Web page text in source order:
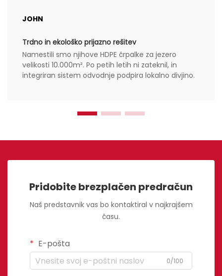
JOHN
Trdno in ekološko prijazno rešitev
Namestili smo njihove HDPE črpalke za jezero
velikosti 10.000m². Po petih letih ni zateknil, in
integriran sistem odvodnje podpira lokalno divjino.
Pridobite brezplačen predračun
Naš predstavnik vas bo kontaktiral v najkrajšem
času.
E-pošta
0/100